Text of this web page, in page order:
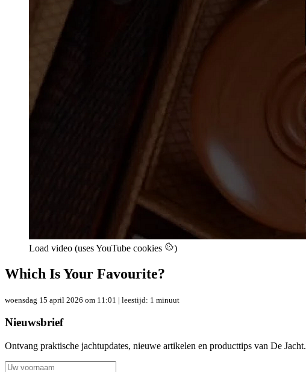
Load video (uses YouTube cookies )
Which Is Your Favourite?
woensdag 15 april 2026 om 11:01 | leestijd: 1 minuut
Nieuwsbrief
Ontvang praktische jachtupdates, nieuwe artikelen en producttips van De Jacht.